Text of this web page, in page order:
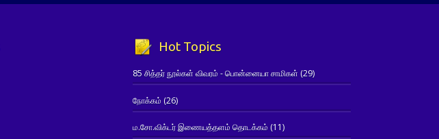
Hot Topics
85 சித்தர் நூல்கள் விவரம் - பொன்னையா சாமிகள் (29)
நோக்கம் (26)
ம.சோ.விக்டர் இணையத்தளம் தொடக்கம் (11)